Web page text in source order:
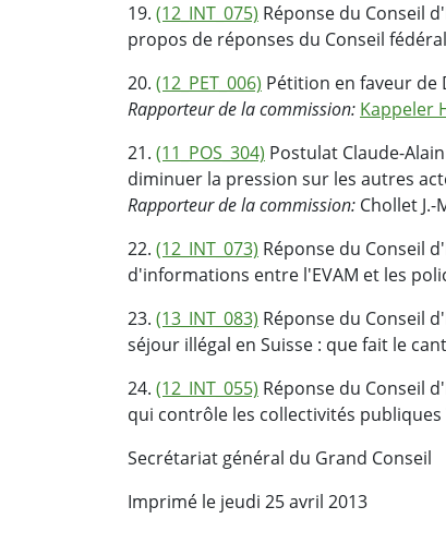
19. (12_INT_075) Réponse du Conseil
propos de réponses du Conseil
20. (12_PET_006) Pétition en faveur de
Rapporteur de la commission: Kappeler
21. (11_POS_304) Postulat Claude-
diminuer la pression sur les autres
Rapporteur de la commission: Chollet J.-
22. (12_INT_073) Réponse du Conseil
d'informations entre l'EVAM et les
23. (13_INT_083) Réponse du Conseil
séjour illégal en Suisse : que fait le
24. (12_INT_055) Réponse du Conseil
qui contrôle les collectivités publiques
Secrétariat général du Grand Conseil
Imprimé le jeudi 25 avril 2013